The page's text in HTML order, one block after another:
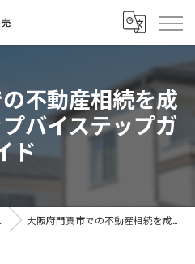
不動産相続を成
バイステップガ
ド
大阪府門真市での不動産相続を成功に導くステップバイステップガイド